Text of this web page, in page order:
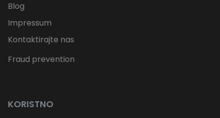
Blog
Impressum
Kontaktirajte nas
Fraud prevention
KORISTNO